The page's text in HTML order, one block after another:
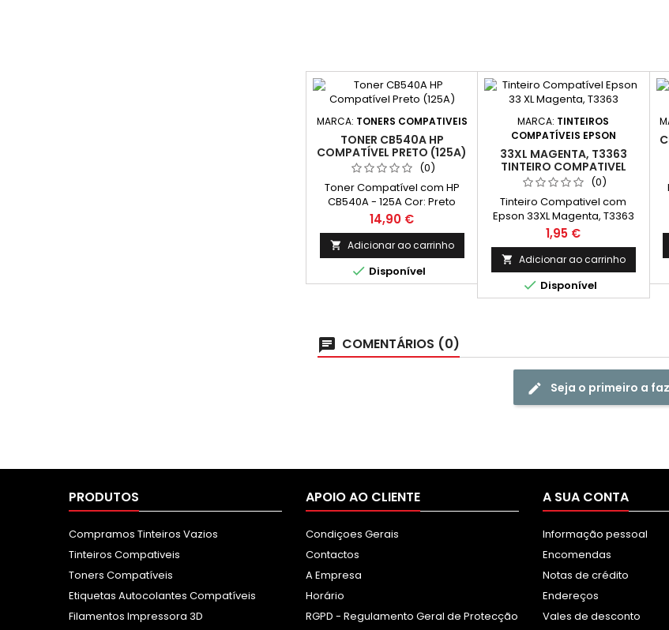
MARCA: TONERS COMPATIVEIS
TONER CB540A HP
COMPATÍVEL PRETO (125A)
(0)
Toner Compatível com HP
CB540A - 125A Cor: Preto
Rendimento Médio: 2,200
Páginas*
Preço
14,90 €
 Adicionar ao carrinho
 Disponível
MARCA: TINTEIROS
COMPATÍVEIS EPSON
33XL MAGENTA, T3363
TINTEIRO COMPATIVEL
(0)
Tinteiro Compativel com
Epson 33XL Magenta, T3363
Alta Capacidade Compatível
com Epson Expression
Premium XP-530, XP-630, XP-
635, XP-830
Preço
1,95 €
 Adicionar ao carrinho
 Disponível
COMENTÁRIOS (0)
Seja o primeiro a
PRODUTOS
Compramos Tinteiros Vazios
Tinteiros Compativeis
Toners Compatíveis
Etiquetas Autocolantes Compatíveis
Filamentos Impressora 3D
APOIO AO CLIENTE
Condiçoes Gerais
Contactos
A Empresa
Horário
RGPD - Regulamento Geral de Protecção
A SUA CONTA
Informação pessoal
Encomendas
Notas de crédito
Endereços
Vales de desconto